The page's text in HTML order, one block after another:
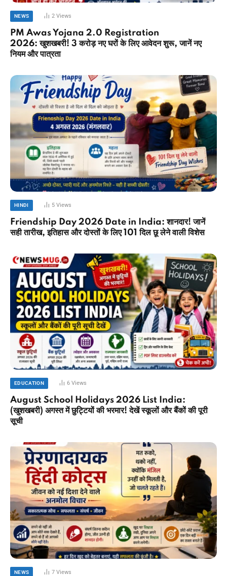
NEWS 2Views
PM Awas Yojana 2.0 Registration
2026: खुशखबरी! 3 करोड़ नए घरों के लिए आवेदन शुरू, जानें नए
नियम और पात्रता
HINDI 5 Views
Friendship Day 2026 Date in India: शानदार! जानें
सही तारीख, इतिहास और दोस्तों के लिए 101 दिल छू लेने वाली विशेस
EDUCATION 6Views
August School Holidays 2026 List India:
(खुशखबरी) अगस्त में छुट्टियों की भरमार! देखें स्कूलों और बैंकों की पूरी
सूची
NEWS 7Views